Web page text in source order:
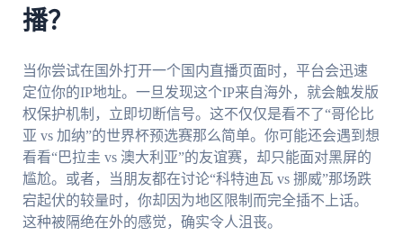
播？
当你尝试在国外打开一个国内直播页面时，平台会迅速
定位你的IP地址。一旦发现这个IP来自海外，就会触发版
权保护机制，立即切断信号。这不仅仅是看不了“哥伦比
亚 vs 加纳”的世界杯预选赛那么简单。你可能还会遇到想
看看“巴拉圭 vs 澳大利亚”的友谊赛，却只能面对黑屏的
尴尬。或者，当朋友都在讨论“科特迪瓦 vs 挪威”那场跌
宕起伏的较量时，你却因为地区限制而完全插不上话。
这种被隔绝在外的感觉，确实令人沮丧。